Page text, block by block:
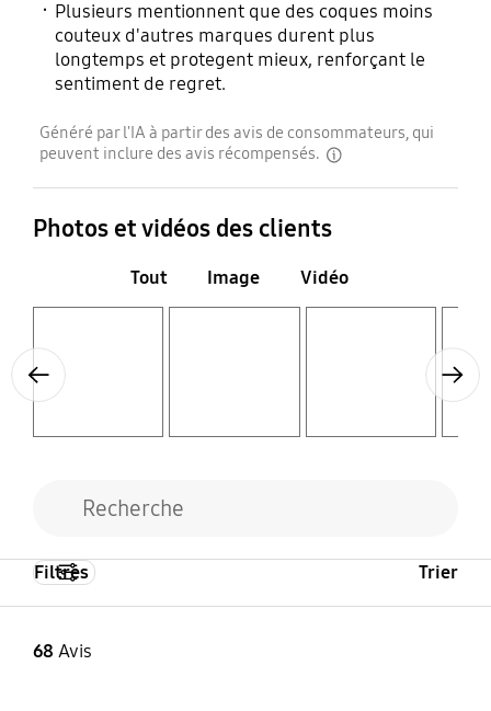
Plusieurs mentionnent que des coques moins
couteux d'autres marques durent plus
longtemps et protegent mieux, renforçant le
sentiment de regret.
Généré par l'IA à partir des avis de consommateurs, qui
peuvent inclure des avis récompensés.
Photos et vidéos des clients
Tout Image Vidéo
68 Avis
Filtres Trier